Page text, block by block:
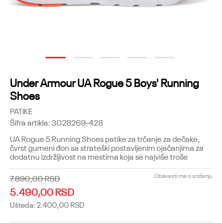
1 2 3 4 5
Under Armour UA Rogue 5 Boys' Running
Shoes
PATIKE
Šifra artikla:3028269-428
UA Rogue 5 Running Shoes patike za trčanje za dečake,
čvrst gumeni đon sa strateški postavljenim ojačanjima za
dodatnu izdržljivost na mestima koja se najviše troše
7.890,00RSD
5.490,00RSD
Ušteda: 2.400,00 RSD
Obavesti me o sniženju